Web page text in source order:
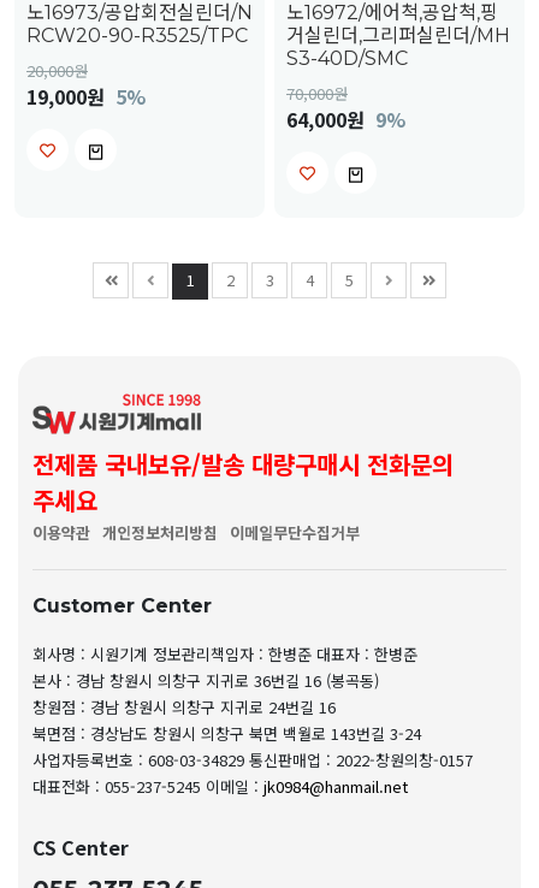
노16973/공압회전실린더/N
RCW20-90-R3525/TPC
20,000원
19,000원 5%
노16972/에어척,공압척,핑
거실린더,그리퍼실린더/MH
S3-40D/SMC
70,000원
64,000원 9%
1 2 3 4 5
전제품 국내보유/발송 대량구매시 전화문의
주세요
이용약관 개인정보처리방침 이메일무단수집거부
Customer Center
회사명 : 시원기계 정보관리책임자 : 한병준 대표자 : 한병준
본사 : 경남 창원시 의창구 지귀로 36번길 16 (봉곡동)
창원점 : 경남 창원시 의창구 지귀로 24번길 16
북면점 : 경상남도 창원시 의창구 북면 백월로 143번길 3-24
사업자등록번호 : 608-03-34829 통신판매업 : 2022-창원의창-0157
대표전화 : 055-237-5245 이메일 : jk0984@hanmail.net
CS Center